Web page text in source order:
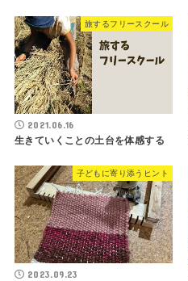
旅するフリースクール
2021.06.16
生きていくことの土台を体感する
子どもに寄り添うヒント
2023.09.23